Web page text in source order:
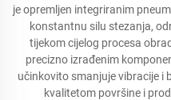
je opremljen integriranim
konstantnu silu stezanja,
tijekom cijelog procesa
precizno izrađenim
učinkovito smanjuje vibracije i
kvalitetom površine i